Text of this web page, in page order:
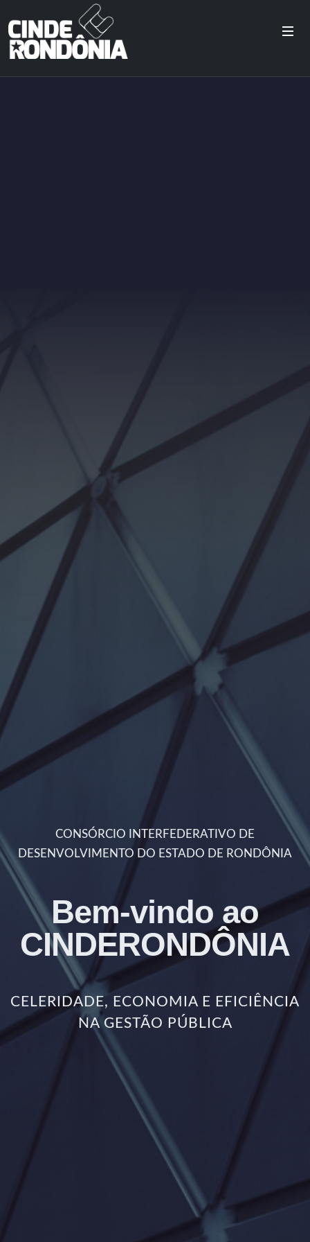
CONSÓRCIO INTERFEDERATIVO DE
DESENVOLVIMENTO DO ESTADO DE RONDÔNIA
Bem-vindo ao
CINDERONDÔNIA
CELERIDADE, ECONOMIA E EFICIÊNCIA
NA GESTÃO PÚBLICA